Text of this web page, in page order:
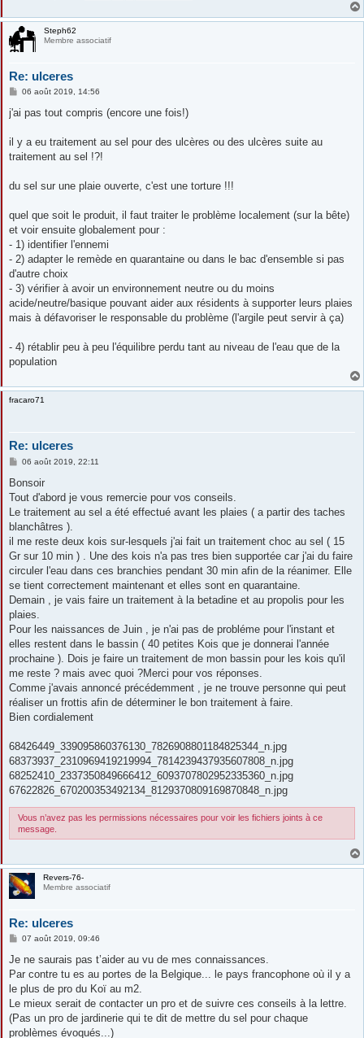
Steph62
Membre associatif
Re: ulceres
M
s
g
e
06 août 2019, 14:56
j'ai pas tout compris (encore une fois!)
il y a eu traitement au sel pour des ulcères ou des ulcères suite au
traitement au sel !?!
du sel sur une plaie ouverte, c'est une torture !!!
quel que soit le produit, il faut traiter le problème localement (sur la bête)
et voir ensuite globalement pour :
- 1) identifier l'ennemi
- 2) adapter le remède en quarantaine ou dans le bac d'ensemble si pas
d'autre choix
- 3) vérifier à avoir un environnement neutre ou du moins
acide/neutre/basique pouvant aider aux résidents à supporter leurs plaies
mais à défavoriser le responsable du problème (l'argile peut servir à ça)
- 4) rétablir peu à peu l'équilibre perdu tant au niveau de l'eau que de la
population
fracaro71
Re: ulceres
M
s
a
g
06 août 2019, 22:11
Bonsoir
Tout d'abord je vous remercie pour vos conseils.
Le traitement au sel a été effectué avant les plaies ( a partir des taches
blanchâtres ).
il me reste deux kois sur-lesquels j'ai fait un traitement choc au sel ( 15
Gr sur 10 min ) . Une des kois n'a pas tres bien supportée car j'ai du faire
circuler l'eau dans ces branchies pendant 30 min afin de la réanimer. Elle
se tient correctement maintenant et elles sont en quarantaine.
Demain , je vais faire un traitement à la betadine et au propolis pour les
plaies.
Pour les naissances de Juin , je n'ai pas de probléme pour l'instant et
elles restent dans le bassin ( 40 petites Kois que je donnerai l'année
prochaine ). Dois je faire un traitement de mon bassin pour les kois qu'il
me reste ? mais avec quoi ?Merci pour vos réponses.
Comme j'avais annoncé précédemment , je ne trouve personne qui peut
réaliser un frottis afin de déterminer le bon traitement à faire.
Bien cordialement
68426449_339095860376130_7826908801184825344_n.jpg
68373937_2310969419219994_7814239437935607808_n.jpg
68252410_2337350849666412_6093707802952335360_n.jpg
67622826_670200353492134_8129370809169870848_n.jpg
Vous n’avez pas les permissions nécessaires pour voir les fichiers joints à ce
message.
Revers-76-
Membre associatif
Re: ulceres
M
s
a
g
e
07 août 2019, 09:46
Je ne saurais pas t’aider au vu de mes connaissances.
Par contre tu es au portes de la Belgique... le pays francophone où il y a
le plus de pro du Koï au m2.
Le mieux serait de contacter un pro et de suivre ces conseils à la lettre.
(Pas un pro de jardinerie qui te dit de mettre du sel pour chaque
problèmes évoqués...)